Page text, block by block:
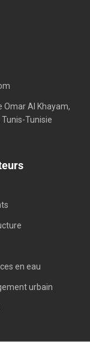
en eau
urbain
Omar Al Khayam,
Tunis-Tunisie